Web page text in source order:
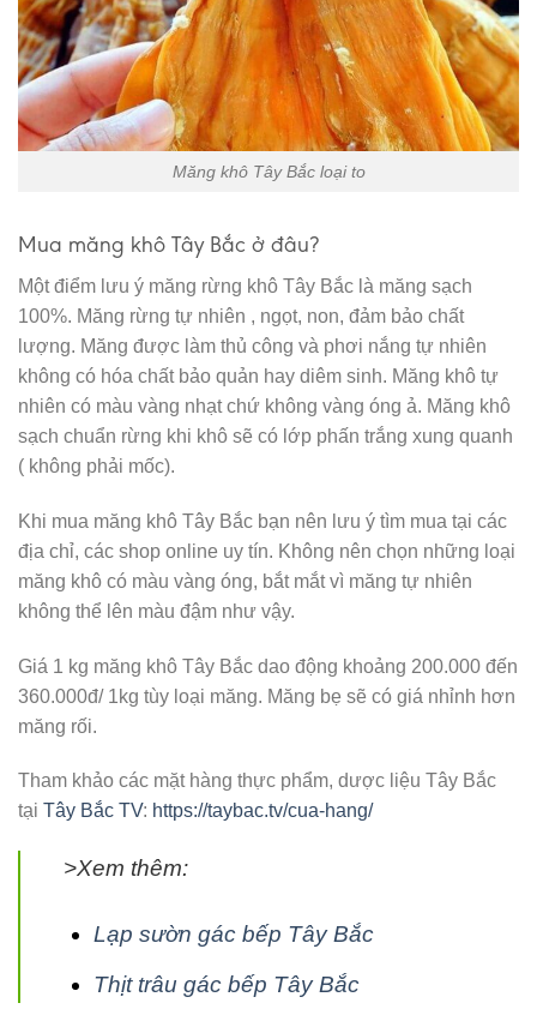
Măng khô Tây Bắc loại to
Mua măng khô Tây Bắc ở đâu?
Một điểm lưu ý măng rừng khô Tây Bắc là măng sạch
100%. Măng rừng tự nhiên , ngọt, non, đảm bảo chất
lượng. Măng được làm thủ công và phơi nắng tự nhiên
không có hóa chất bảo quản hay diêm sinh. Măng khô tự
nhiên có màu vàng nhạt chứ không vàng óng ả. Măng khô
sạch chuẩn rừng khi khô sẽ có lớp phấn trắng xung quanh
( không phải mốc).
Khi mua măng khô Tây Bắc bạn nên lưu ý tìm mua tại các
địa chỉ, các shop online uy tín. Không nên chọn những loại
măng khô có màu vàng óng, bắt mắt vì măng tự nhiên
không thể lên màu đậm như vậy.
Giá 1 kg măng khô Tây Bắc dao động khoảng 200.000 đến
360.000đ/ 1kg tùy loại măng. Măng bẹ sẽ có giá nhỉnh hơn
măng rối.
Tham khảo các mặt hàng thực phẩm, dược liệu Tây Bắc
tại Tây Bắc TV: https://taybac.tv/cua-hang/
>Xem thêm:
Lạp sườn gác bếp Tây Bắc
Thịt trâu gác bếp Tây Bắc